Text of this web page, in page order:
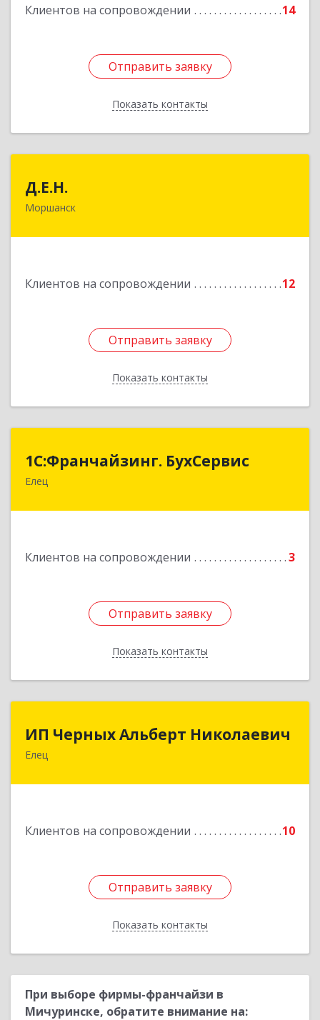
Клиентов на сопровождении 14
Отправить заявку
Показать контакты
Отправить заявку
Назад
Д.Е.Н.
Моршанск
Клиентов на сопровождении 12
Отправить заявку
Показать контакты
Отправить заявку
Назад
1С:Франчайзинг. БухСервис
Елец
Клиентов на сопровождении 3
Отправить заявку
Показать контакты
1С:Франчайзинг. БухСервис
Отправить заявку
Назад
ИП Черных Альберт Николаевич
Елец
Клиентов на сопровождении 10
Отправить заявку
Показать контакты
ИП Черных Альберт Николаевич
399771, Липецкая обл, Елец г, Н.Гусевой ул, 56А
Отправить заявку
Назад
При выборе фирмы-франчайзи в
Мичуринске, обратите внимание на: